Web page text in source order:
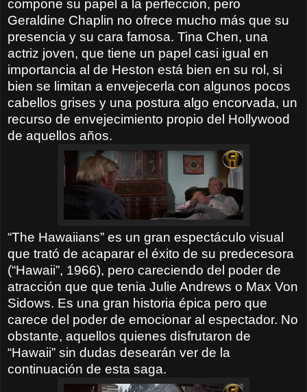
compone su papel a la perfección, pero
Geraldine Chaplin no ofrece mucho más que su
presencia y su cara famosa. Tina Chen, una
actriz joven, que tiene un papel casi igual en
importancia al de Heston está bien en su rol, si
bien se limitan a envejecerla con algunos pocos
cabellos grises y una postura algo encorvada, un
recurso de envejecimiento propio del Hollywood
de aquellos años.
“The Hawaiians” es un gran espectáculo visual
que trató de acaparar el éxito de su predecesora
(“Hawaii”, 1966), pero careciendo del poder de
atracción que que tenia Julie Andrews o Max Von
Sidows. Es una gran historia épica pero que
carece del poder de emocionar al espectador. No
obstante, aquellos quienes disfrutaron de
“Hawaii” sin dudas desearán ver de la
continuación de esta saga.